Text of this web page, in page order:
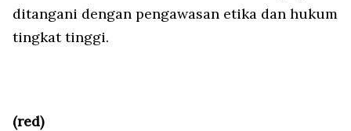
ditangani dengan pengawasan etika dan hukum
tingkat tinggi.
(red)